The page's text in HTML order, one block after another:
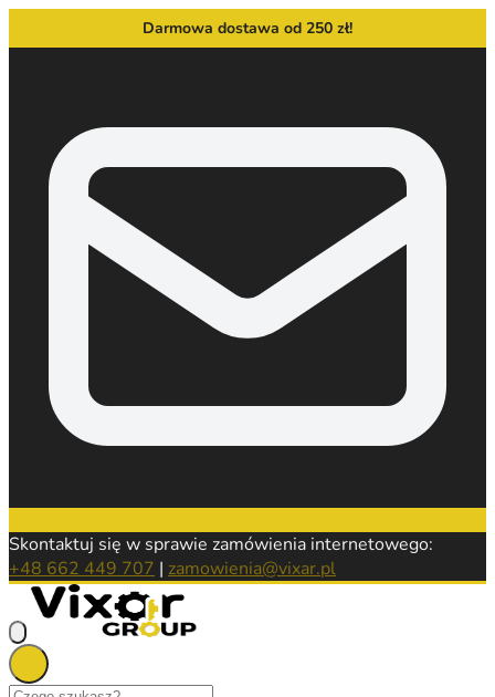
Darmowa dostawa od 250 zł!
Skontaktuj się w sprawie zamówienia internetowego:
+48 662 449 707 | zamowienia@vixar.pl